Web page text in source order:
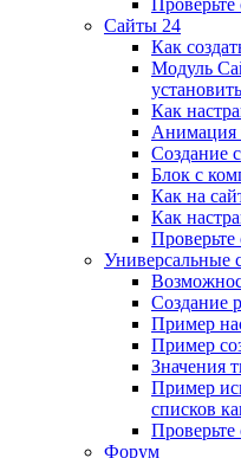
Проверьте
Сайты 24
Как
Модуль
Как
Анимация
Создание
Блок с
Как на
Как
Проверьте
Универсальные
Создание
Пример
Пример
Значения
Пример
списков
Проверьте
Форум